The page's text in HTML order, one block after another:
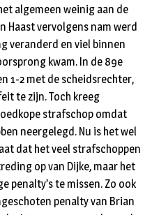
algemeen weinig aan de
Haast vervolgens nam werd
veranderd en viel binnen
kwam. In de 89e
1-2 met de scheidsrechter,
te zijn. Toch kreeg
strafschop omdat
neergelegd. Nu is het wel
dat het veel strafschoppen
op van Dijke, maar het
penalty’s te missen. Zo ook
penalty van Brian